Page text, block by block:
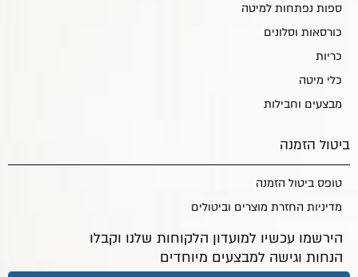
ספות נפתחות למיטה
כורסאות וסלונים
כריות
כלי מיטה
מבצעים וחבילות
ביטול הזמנה
טופס ביטול הזמנה
מדיניות החזרת מוצרים וביטולים
הירשמו עכשיו למועדון הלקוחות שלנו וקבלו
הנחות וגישה למבצעים מיוחדים